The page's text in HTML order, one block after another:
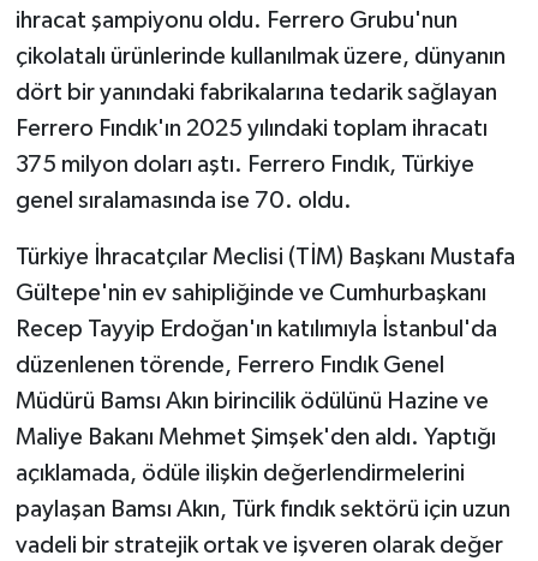
ihracat şampiyonu oldu. Ferrero Grubu'nun
çikolatalı ürünlerinde kullanılmak üzere, dünyanın
dört bir yanındaki fabrikalarına tedarik sağlayan
Ferrero Fındık'ın 2025 yılındaki toplam ihracatı
375 milyon doları aştı. Ferrero Fındık, Türkiye
genel sıralamasında ise 70. oldu.
Türkiye İhracatçılar Meclisi (TİM) Başkanı Mustafa
Gültepe'nin ev sahipliğinde ve Cumhurbaşkanı
Recep Tayyip Erdoğan'ın katılımıyla İstanbul'da
düzenlenen törende, Ferrero Fındık Genel
Müdürü Bamsı Akın birincilik ödülünü Hazine ve
Maliye Bakanı Mehmet Şimşek'den aldı. Yaptığı
açıklamada, ödüle ilişkin değerlendirmelerini
paylaşan Bamsı Akın, Türk fındık sektörü için uzun
vadeli bir stratejik ortak ve işveren olarak değer